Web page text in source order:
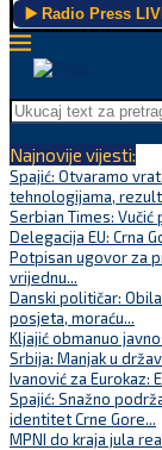
▶️ Radio Press
Najnovije vijesti:
Spajić: Otvaramo
tehnologijama,
Serbian Times: Vučić
Delegacija EU: Crna
Potpisan ugovor za
vrijednu...
Danski političar:
posjeta, moraću...
Kljajić obmanuo
Srbija: Manjak u
Ivanović za Eurokaz:
Spajić: Snažno
identitet Crne Gore...
MPNI do kraja jula